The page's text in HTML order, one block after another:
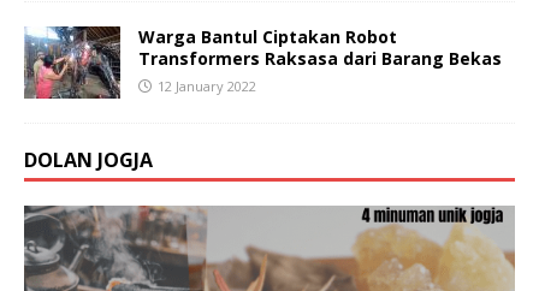
Warga Bantul Ciptakan Robot
Transformers Raksasa dari Barang Bekas
12 January 2022
DOLAN JOGJA